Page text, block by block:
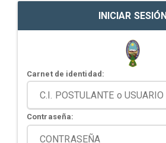
INICIAR SESIÓN
Carnet de identidad:
Contraseña: